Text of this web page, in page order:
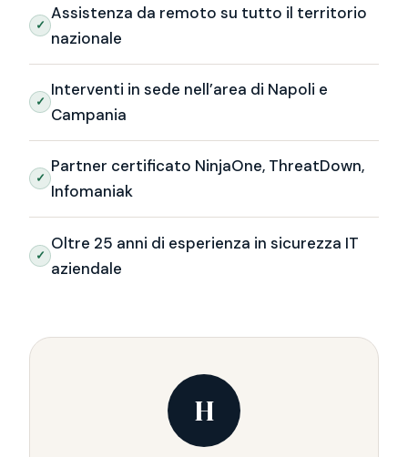
Assistenza da remoto su tutto il territorio
nazionale
Interventi in sede nell’area di Napoli e
Campania
Partner certificato NinjaOne, ThreatDown,
Infomaniak
Oltre 25 anni di esperienza in sicurezza IT
aziendale
H